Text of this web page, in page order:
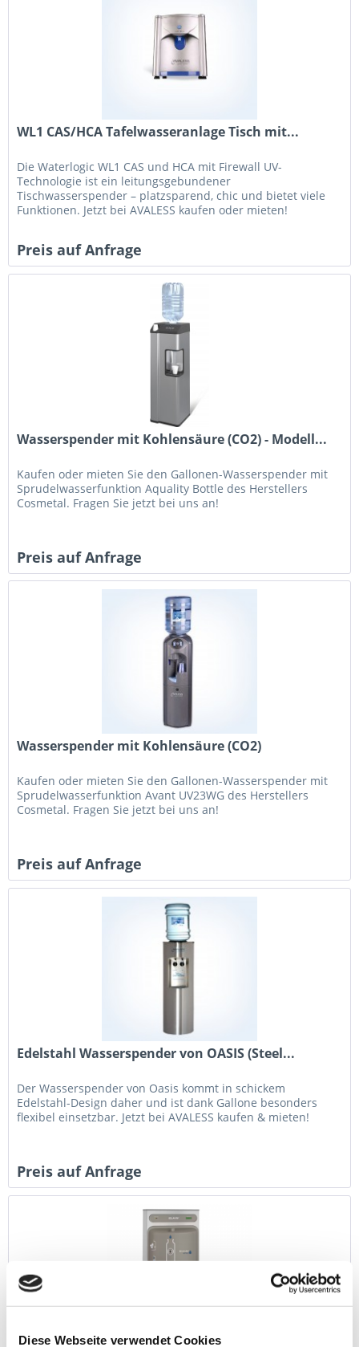
Diese Webseite verwendet Cookies
WL1 CAS/HCA Tafelwasseranlage Tisch mit...
Die Waterlogic WL1 CAS und HCA mit Firewall UV-
Technologie ist ein leitungsgebundener
Tischwasserspender – platzsparend, chic und bietet viele
Funktionen. Jetzt bei AVALESS kaufen oder mieten!
Preis auf Anfrage
Wasserspender mit Kohlensäure (CO2) - Modell...
Kaufen oder mieten Sie den Gallonen-Wasserspender mit
Sprudelwasserfunktion Aquality Bottle des Herstellers
Cosmetal. Fragen Sie jetzt bei uns an!
Preis auf Anfrage
Wasserspender mit Kohlensäure (CO2)
Kaufen oder mieten Sie den Gallonen-Wasserspender mit
Sprudelwasserfunktion Avant UV23WG des Herstellers
Cosmetal. Fragen Sie jetzt bei uns an!
Preis auf Anfrage
Edelstahl Wasserspender von OASIS (Steel...
Der Wasserspender von Oasis kommt in schickem
Edelstahl-Design daher und ist dank Gallone besonders
flexibel einsetzbar. Jetzt bei AVALESS kaufen & mieten!
Preis auf Anfrage